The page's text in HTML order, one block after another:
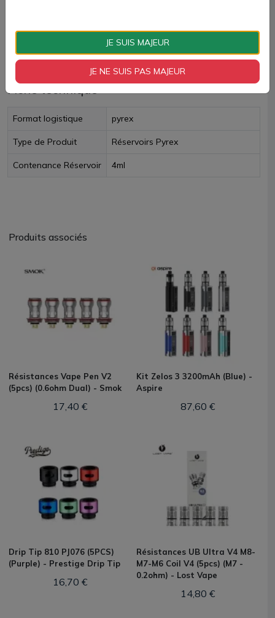
Livraison rapide
Fiche technique
Format logistique pyrex
Type de Produit Réservoirs Pyrex
Contenance Réservoir 4ml
Produits associés
Résistances Vape Pen V2
(5pcs) (0.6ohm Dual) - Smok
17,40 €
Kit Zelos 3 3200mAh (Blue) -
Aspire
87,60 €
Drip Tip 810 PJ076 (5PCS)
(Purple) - Prestige Drip Tip
16,70 €
Résistances UB Ultra V4 M8-
M7-M6 Coil V4 (5pcs) (M7 -
0.2ohm) - Lost Vape
14,80 €
JE SUIS MAJEUR
JE NE SUIS PAS MAJEUR